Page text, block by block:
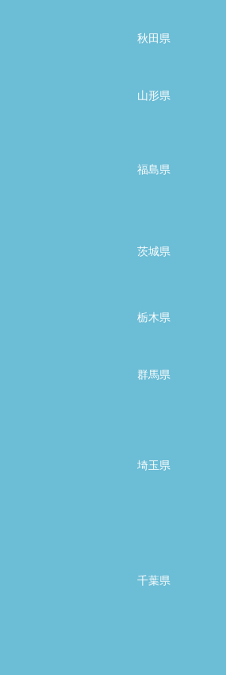
秋田県
山形県
福島県
茨城県
栃木県
群馬県
埼玉県
千葉県